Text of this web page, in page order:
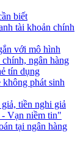
biết
tài khoản chính
với mô hình
ngân hàng
tín dụng
phát sinh
tiền nghi giả
Vạn niềm tin"
tại ngân hàng